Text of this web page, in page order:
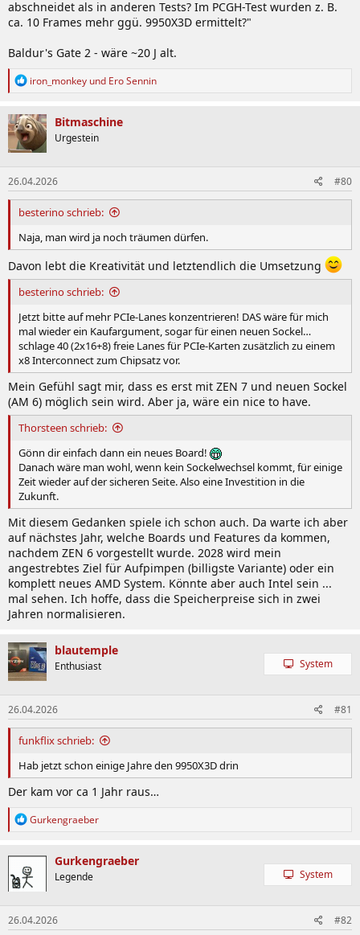
abschneidet als in anderen Tests? Im PCGH-Test wurden z. B.
ca. 10 Frames mehr ggü. 9950X3D ermittelt?"
Baldur's Gate 2 - wäre ~20 J alt.
R
k
t
i
o
n
e
n
:
iron_monkey und Ero Sennin
Bitmaschine
Urgestein
26.04.2026 #80
besterino schrieb:
Naja, man wird ja noch träumen dürfen.
Davon lebt die Kreativität und letztendlich die Umsetzung
besterino schrieb:
Jetzt bitte auf mehr PCIe-Lanes konzentrieren! DAS wäre für mich
mal wieder ein Kaufargument, sogar für einen neuen Sockel…
schlage 40 (2x16+8) freie Lanes für PCIe-Karten zusätzlich zu einem
x8 Interconnect zum Chipsatz vor.
Mein Gefühl sagt mir, dass es erst mit ZEN 7 und neuen Sockel
(AM 6) möglich sein wird. Aber ja, wäre ein nice to have.
Thorsteen schrieb:
Gönn dir einfach dann ein neues Board!
Danach wäre man wohl, wenn kein Sockelwechsel kommt, für einige
Zeit wieder auf der sicheren Seite. Also eine Investition in die
Zukunft.
Mit diesem Gedanken spiele ich schon auch. Da warte ich aber
auf nächstes Jahr, welche Boards und Features da kommen,
nachdem ZEN 6 vorgestellt wurde. 2028 wird mein
angestrebtes Ziel für Aufpimpen (billigste Variante) oder ein
komplett neues AMD System. Könnte aber auch Intel sein ...
mal sehen. Ich hoffe, dass die Speicherpreise sich in zwei
Jahren normalisieren.
blautemple
Enthusiast System
26.04.2026 #81
funkflix schrieb:
Hab jetzt schon einige Jahre den 9950X3D drin
Der kam vor ca 1 Jahr raus…
R
k
t
i
n
e
Gurkengraeber
Gurkengraeber
Legende System
26.04.2026 #82